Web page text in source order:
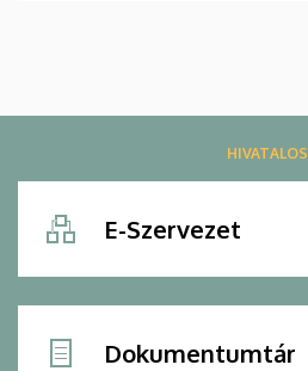
HIVATALOS
E-Szervezet
Dokumentumtár